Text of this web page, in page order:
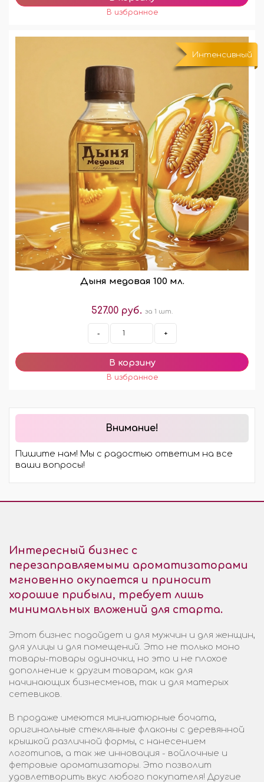
Интенсивный
Дыня медовая 100 мл.
527.00 руб. за 1 шт.
- +
Внимание!
Пишите нам! Мы с радостью ответим на все
ваши вопросы!
Интересный бизнес с
перезаправляемыми ароматизаторами
мгновенно окупается и приносит
хорошие прибыли, требует лишь
минимальных вложений для старта.
Этот бизнес подойдет и для мужчин и для женщин,
для улицы и для помещений. Это не только моно
товары-товары одиночки, но это и не плохое
дополнение к другим товарам, как для
начинающих бизнесменов, так и для матерых
сетевиков.
В продаже имеются миниатюрные бочата,
оригинальные стеклянные флаконы с деревянной
крышкой различной формы, с нанесением
логотипов, а так же инновация - войлочные и
фетровые ароматизаторы. Это позволит
удовлетворить вкус любого покупателя! Другие